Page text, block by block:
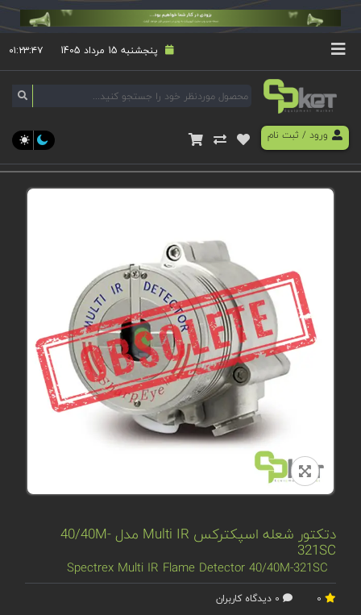
پنجشنبه 15 مرداد 1405 ۰۱:۲۳:۴۷
ورود/ ثبت نام
دتکتور شعله اسپکترکس Multi IR مدل 40/40M-
321SC
Spectrex Multi IR Flame Detector 40/40M-321SC